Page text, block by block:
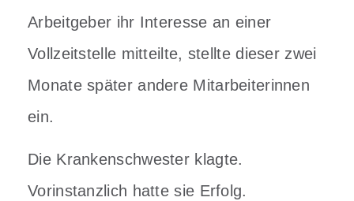
Arbeitgeber ihr Interesse an einer
Vollzeitstelle mitteilte, stellte dieser zwei
Monate später andere Mitarbeiterinnen
ein.
Die Krankenschwester klagte.
Vorinstanzlich hatte sie Erfolg.